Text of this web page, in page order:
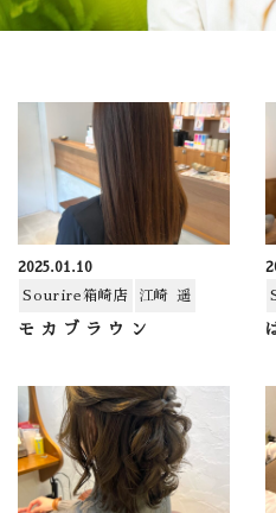
2025.01.10
Sourire箱崎店
江崎 遥
モカブラウン